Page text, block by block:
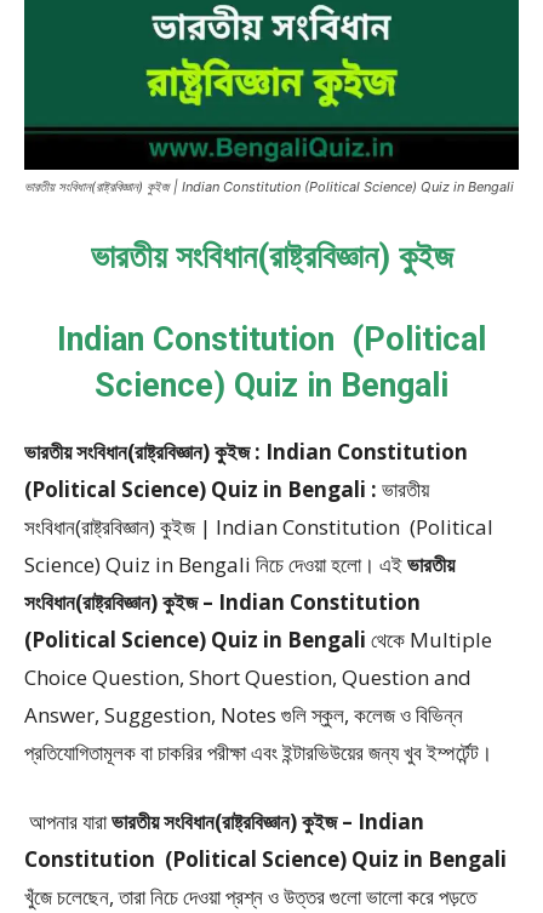
ভারতীয় সংবিধান(রাষ্ট্রবিজ্ঞান) কুইজ | Indian Constitution (Political Science) Quiz in Bengali
ভারতীয় সংবিধান(রাষ্ট্রবিজ্ঞান) কুইজ
Indian Constitution (Political
Science) Quiz in Bengali
ভারতীয় সংবিধান(রাষ্ট্রবিজ্ঞান) কুইজ : Indian Constitution
(Political Science) Quiz in Bengali : ভারতীয়
সংবিধান(রাষ্ট্রবিজ্ঞান) কুইজ | Indian Constitution (Political
Science) Quiz in Bengali নিচে দেওয়া হলো। এইভারতীয়
সংবিধান(রাষ্ট্রবিজ্ঞান) কুইজ – Indian Constitution
(Political Science) Quiz in Bengali থেকে Multiple
Choice Question, Short Question, Question and
Answer, Suggestion, Notes গুলি স্কুল, কলেজ ও বিভিন্ন
প্রতিযোগিতামূলক বা চাকরির পরীক্ষা এবং ইন্টারভিউয়ের জন্য খুব ইম্পর্টেন্ট।
আপনার যারাভারতীয় সংবিধান(রাষ্ট্রবিজ্ঞান) কুইজ – Indian
Constitution (Political Science) Quiz in Bengali
খুঁজে চলেছেন, তারা নিচে দেওয়া প্রশ্ন ও উত্তর গুলো ভালো করে পড়তে